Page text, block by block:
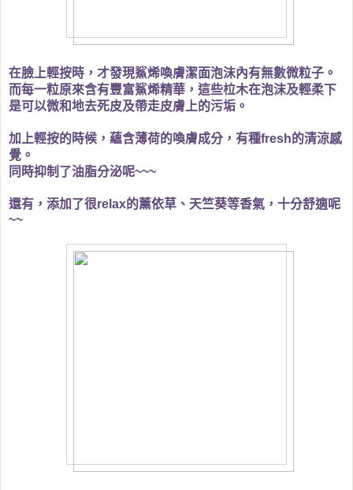
在臉上輕按時，才發現鯊烯喚膚潔面泡沫內有無數微粒子。
而每一粒原來含有豐富鯊烯精華，這些柆木在泡沫及輕柔下
是可以微和地去死皮及帶走皮膚上的污垢。
加上輕按的時候，蘊含薄荷的喚膚成分，有種fresh的清涼感
覺。
同時抑制了油脂分泌呢~~~
還有，添加了很relax的薰依草、天竺葵等香氣，十分舒適呢
~~